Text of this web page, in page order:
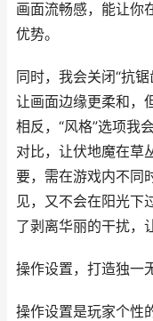
画面流畅感，能让你
优势。
同时，我会关闭“抗
让画面边缘更柔和，
相反，“风格”选项我
对比，让伏地魔在草
要，需在游戏内不同
见，又不会在阳光下
了剥离华丽的干扰，
操作设置，打造独一
操作设置是玩家个性